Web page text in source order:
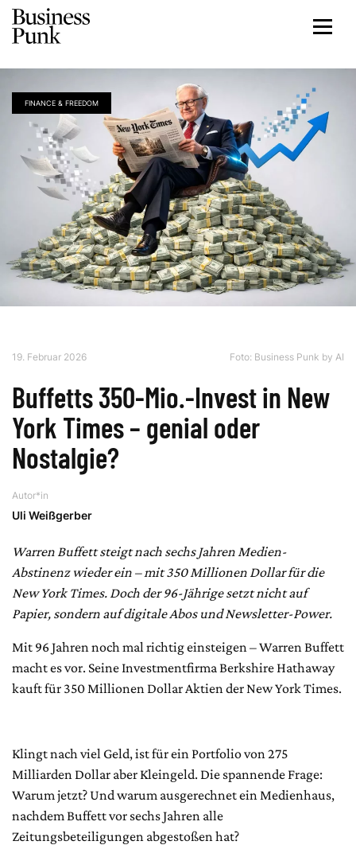
FINANCE & FREEDOM
19. Februar 2026 Foto: Business Punk by AI
Buffetts 350-Mio.-Invest in New
York Times – genial oder
Nostalgie?
Autor*in
Uli Weißgerber
Warren Buffett steigt nach sechs Jahren Medien-
Abstinenz wieder ein – mit 350 Millionen Dollar für die
New York Times. Doch der 96-Jährige setzt nicht auf
Papier, sondern auf digitale Abos und Newsletter-Power.
Mit 96 Jahren noch mal richtig einsteigen – Warren Buffett
macht es vor. Seine Investmentfirma Berkshire Hathaway
kauft für 350 Millionen Dollar Aktien der New York Times.
Klingt nach viel Geld, ist für ein Portfolio von 275
Milliarden Dollar aber Kleingeld. Die spannende Frage:
Warum jetzt? Und warum ausgerechnet ein Medienhaus,
nachdem Buffett vor sechs Jahren alle
Zeitungsbeteiligungen abgestoßen hat?